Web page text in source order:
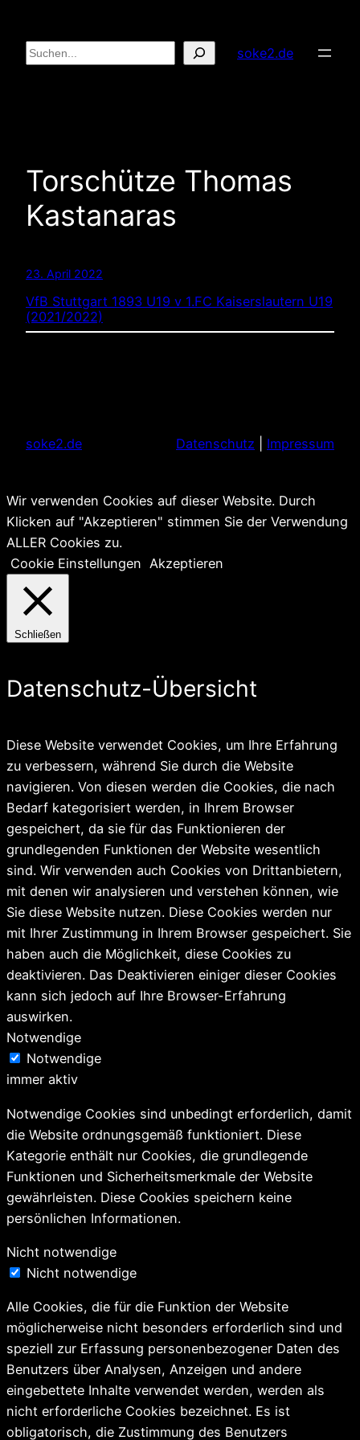
Inhalt
springen
Suchen soke2.de
Torschütze Thomas
Kastanaras
23. April 2022
VfB Stuttgart 1893 U19 v 1.FC Kaiserslautern U19
(2021/2022)
soke2.de Datenschutz Impressum
Wir verwenden Cookies auf dieser Website. Durch
Klicken auf "Akzeptieren" stimmen Sie der Verwendung
ALLER Cookies zu.
Cookie Einstellungen Akzeptieren
Schließen
Datenschutz-Übersicht
Diese Website verwendet Cookies, um Ihre Erfahrung
zu verbessern, während Sie durch die Website
navigieren. Von diesen werden die Cookies, die nach
Bedarf kategorisiert werden, in Ihrem Browser
gespeichert, da sie für das Funktionieren der
grundlegenden Funktionen der Website wesentlich
sind. Wir verwenden auch Cookies von Drittanbietern,
mit denen wir analysieren und verstehen können, wie
Sie diese Website nutzen. Diese Cookies werden nur
mit Ihrer Zustimmung in Ihrem Browser gespeichert. Sie
haben auch die Möglichkeit, diese Cookies zu
deaktivieren. Das Deaktivieren einiger dieser Cookies
kann sich jedoch auf Ihre Browser-Erfahrung
auswirken.
Notwendige
Notwendige
immer aktiv
Notwendige Cookies sind unbedingt erforderlich, damit
die Website ordnungsgemäß funktioniert. Diese
Kategorie enthält nur Cookies, die grundlegende
Funktionen und Sicherheitsmerkmale der Website
gewährleisten. Diese Cookies speichern keine
persönlichen Informationen.
Nicht notwendige
Nicht notwendige
Alle Cookies, die für die Funktion der Website
möglicherweise nicht besonders erforderlich sind und
speziell zur Erfassung personenbezogener Daten des
Benutzers über Analysen, Anzeigen und andere
eingebettete Inhalte verwendet werden, werden als
nicht erforderliche Cookies bezeichnet. Es ist
obligatorisch, die Zustimmung des Benutzers